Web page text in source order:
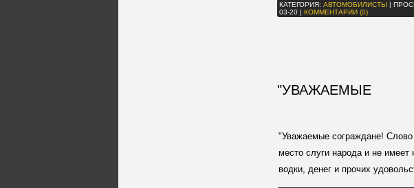
КАТЕГОРИЯ: АВТОМОБИЛИСТЫ |
03-20 | КОММЕНТАРИИ (0)
"УВАЖАЕМЫЕ
"Уважаемые сограждане!
место слуги народа и не имеет
водки, денег и прочих